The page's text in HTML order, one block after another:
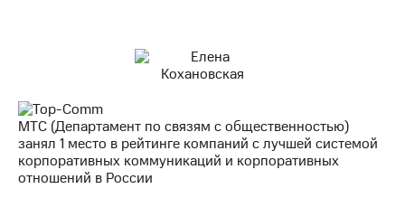
МТС (Департамент по связям с общественностью)
занял 1 место в рейтинге компаний с лучшей системой
корпоративных коммуникаций и корпоративных
отношений в России